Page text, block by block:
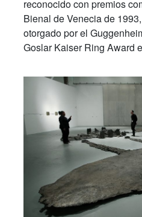
reconocido con premios
Bienal de Venecia de
otorgado por el
Goslar Kaiser Ring Award